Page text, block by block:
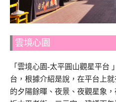
雲境心園
「雲境心園-太平圓山觀星平台
台，根據介紹是說，在平台上
的夕陽餘暉、夜景、夜觀星象